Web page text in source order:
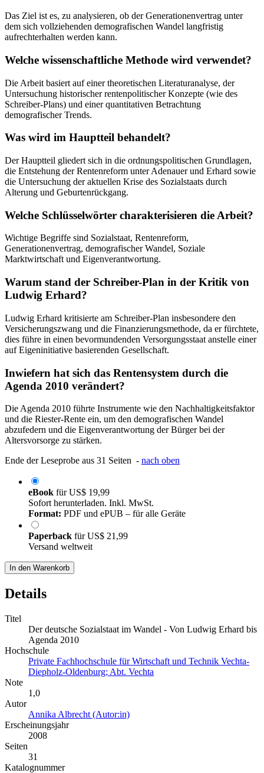
Das Ziel ist es, zu analysieren, ob der Generationenvertrag unter
dem sich vollziehenden demografischen Wandel langfristig
aufrechterhalten werden kann.
Welche wissenschaftliche Methode wird verwendet?
Die Arbeit basiert auf einer theoretischen Literaturanalyse, der
Untersuchung historischer rentenpolitischer Konzepte (wie des
Schreiber-Plans) und einer quantitativen Betrachtung
demografischer Trends.
Was wird im Hauptteil behandelt?
Der Hauptteil gliedert sich in die ordnungspolitischen Grundlagen,
die Entstehung der Rentenreform unter Adenauer und Erhard sowie
die Untersuchung der aktuellen Krise des Sozialstaats durch
Alterung und Geburtenrückgang.
Welche Schlüsselwörter charakterisieren die Arbeit?
Wichtige Begriffe sind Sozialstaat, Rentenreform,
Generationenvertrag, demografischer Wandel, Soziale
Marktwirtschaft und Eigenverantwortung.
Warum stand der Schreiber-Plan in der Kritik von
Ludwig Erhard?
Ludwig Erhard kritisierte am Schreiber-Plan insbesondere den
Versicherungszwang und die Finanzierungsmethode, da er fürchtete,
dies führe in einen bevormundenden Versorgungsstaat anstelle einer
auf Eigeninitiative basierenden Gesellschaft.
Inwiefern hat sich das Rentensystem durch die
Agenda 2010 verändert?
Die Agenda 2010 führte Instrumente wie den Nachhaltigkeitsfaktor
und die Riester-Rente ein, um den demografischen Wandel
abzufedern und die Eigenverantwortung der Bürger bei der
Altersvorsorge zu stärken.
Ende der Leseprobe aus 31 Seiten - nach oben
eBook fürUS$ 19,99
Sofort herunterladen. Inkl. MwSt.
Format: PDF und ePUB – für alle Geräte
Paperback fürUS$ 21,99
Versand weltweit
In den Warenkorb
Details
Titel
Der deutsche Sozialstaat im Wandel - Von Ludwig Erhard bis
Agenda 2010
Hochschule
Private Fachhochschule für Wirtschaft und Technik Vechta-
Diepholz-Oldenburg; Abt. Vechta
Note
1,0
Autor
Annika Albrecht (Autor:in)
Erscheinungsjahr
2008
Seiten
31
Katalognummer